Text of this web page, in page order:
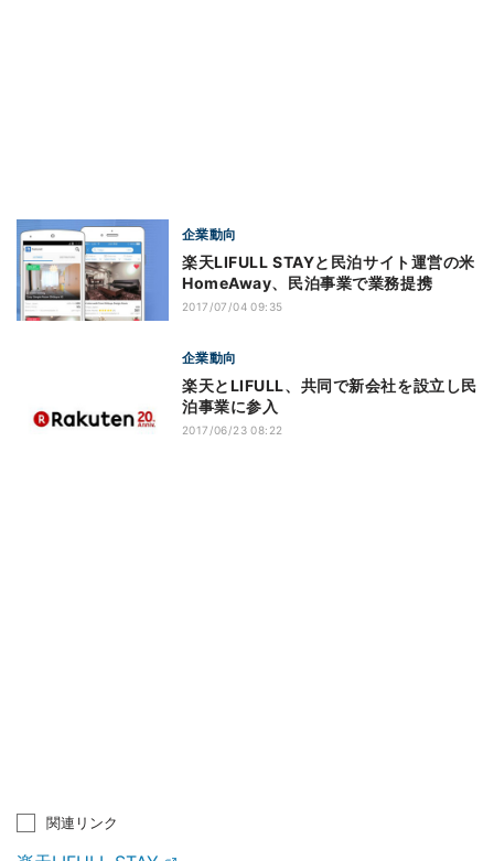
企業動向
楽天LIFULL STAYと民泊サイト運営の米
HomeAway、民泊事業で業務提携
2017/07/04 09:35
企業動向
楽天とLIFULL、共同で新会社を設立し民
泊事業に参入
2017/06/23 08:22
関連リンク